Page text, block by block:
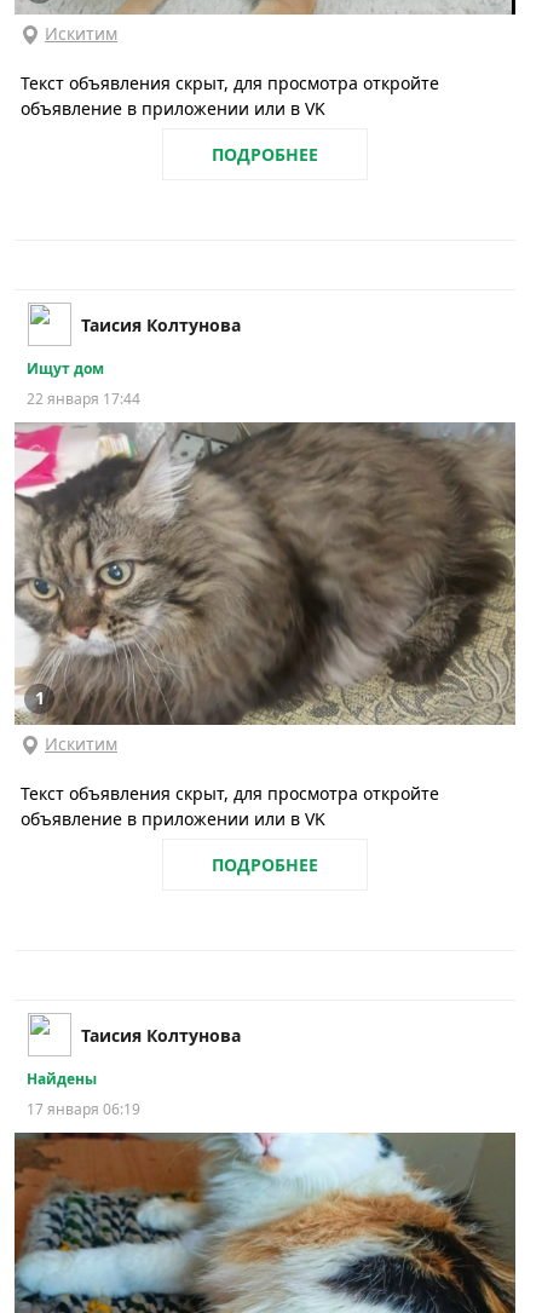
Искитим
Текст объявления скрыт, для просмотра откройте
объявление в приложении или в VK
ПОДРОБНЕЕ
Таисия Колтунова
Ищут дом
22 января 17:44
1
Искитим
Текст объявления скрыт, для просмотра откройте
объявление в приложении или в VK
ПОДРОБНЕЕ
Таисия Колтунова
Найдены
17 января 06:19